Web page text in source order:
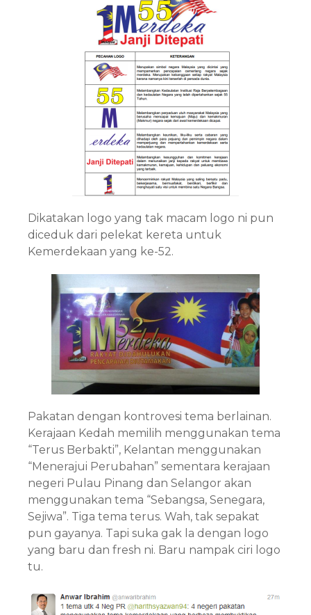
Dikatakan logo yang tak macam logo ni pun
diceduk dari pelekat kereta untuk
Kemerdekaan yang ke-52.
Pakatan dengan kontrovesi tema berlainan.
Kerajaan Kedah memilih menggunakan tema
“Terus Berbakti”, Kelantan menggunakan
“Menerajui Perubahan” sementara kerajaan
negeri Pulau Pinang dan Selangor akan
menggunakan tema “Sebangsa, Senegara,
Sejiwa”. Tiga tema terus. Wah, tak sepakat
pun gayanya. Tapi suka gak la dengan logo
yang baru dan fresh ni. Baru nampak ciri logo
tu.